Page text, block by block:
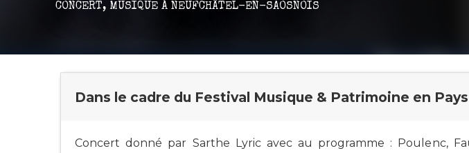
CONCERT, MUSIQUE À NEUFCHÂTEL-EN-SAOSNOIS
Dans le cadre du Festival Musique & Patrimoine en
Concert donné par Sarthe Lyric avec au programme : Poulenc,